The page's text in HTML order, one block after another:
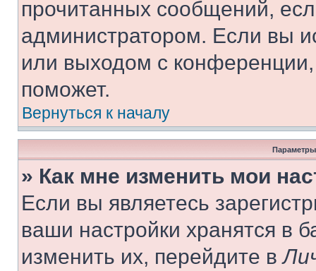
прочитанных сообщений,
администратором. Если вы
или выходом с
поможет.
Вернуться к началу
Параметры
» Как мне изменить мои
Если вы являетесь
ваши настройки хранятся в
изменить их, перейдите в